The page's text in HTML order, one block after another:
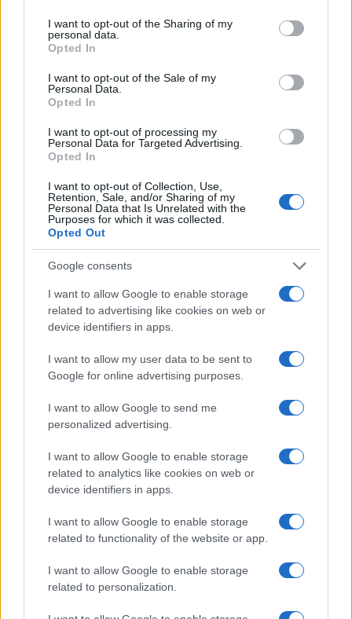
I want to opt-out of the Sharing of my
personal data.
Opted In
I want to opt-out of the Sale of my
Personal Data.
Opted In
I want to opt-out of processing my
Personal Data for Targeted Advertising.
Opted In
I want to opt-out of Collection, Use,
Retention, Sale, and/or Sharing of my
Personal Data that Is Unrelated with the
Purposes for which it was collected.
Opted Out
Google consents
I want to allow Google to enable storage
related to advertising like cookies on web or
device identifiers in apps.
I want to allow my user data to be sent to
Google for online advertising purposes.
I want to allow Google to send me
personalized advertising.
I want to allow Google to enable storage
related to analytics like cookies on web or
device identifiers in apps.
I want to allow Google to enable storage
related to functionality of the website or app.
I want to allow Google to enable storage
related to personalization.
1
Vignetta del 07/08/2026
Vai all'archivio delle vignette
“I lavori sulle ferrovie a
Firenze? Così abbiamo
spiegato che erano necessari”
Giuseppe Inchingolo, Chief Corporate Affairs,
Communication & Sustainability Officer del
Gruppo Ferrovie dello Stato Italiane, a
Nicolaporro.it: "La comunicazione digitale ha
disintermediato il flusso informativo"
Marco Leardi
7 Agosto 2026, 20:00